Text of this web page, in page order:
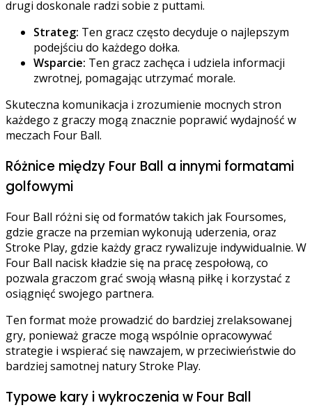
drugi doskonale radzi sobie z puttami.
Strateg: Ten gracz często decyduje o najlepszym
podejściu do każdego dołka.
Wsparcie: Ten gracz zachęca i udziela informacji
zwrotnej, pomagając utrzymać morale.
Skuteczna komunikacja i zrozumienie mocnych stron
każdego z graczy mogą znacznie poprawić wydajność w
meczach Four Ball.
Różnice między Four Ball a innymi formatami
golfowymi
Four Ball różni się od formatów takich jak Foursomes,
gdzie gracze na przemian wykonują uderzenia, oraz
Stroke Play, gdzie każdy gracz rywalizuje indywidualnie. W
Four Ball nacisk kładzie się na pracę zespołową, co
pozwala graczom grać swoją własną piłkę i korzystać z
osiągnięć swojego partnera.
Ten format może prowadzić do bardziej zrelaksowanej
gry, ponieważ gracze mogą wspólnie opracowywać
strategie i wspierać się nawzajem, w przeciwieństwie do
bardziej samotnej natury Stroke Play.
Typowe kary i wykroczenia w Four Ball